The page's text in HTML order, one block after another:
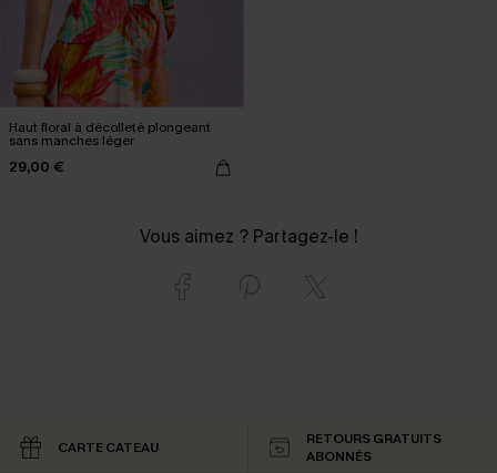
Haut floral à décolleté plongeant
sans manches léger
29,00 €
Vous aimez ? Partagez-le !
CARTE CATEAU
RETOURS GRATUITS
ABONNÉS